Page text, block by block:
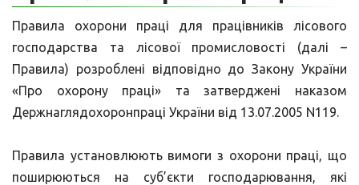
Правила охорони праці для працівників лісового
господарства та лісової промисловості (далі –
Правила) розроблені відповідно до Закону України
«Про охорону праці» та затверджені наказом
Держнаглядохоронпраці України від 13.07.2005 N119.
Правила установлюють вимоги з охорони праці, що
поширюються на суб’єкти господарювання, які